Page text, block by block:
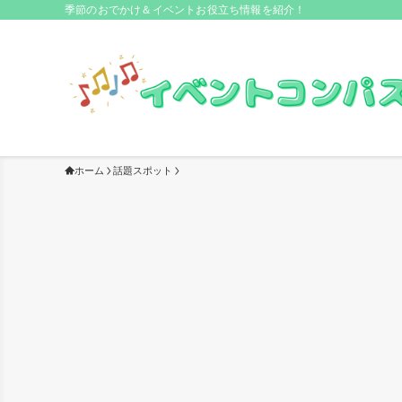
季節のおでかけ＆イベントお役立ち情報を紹介！
ホーム 話題スポット